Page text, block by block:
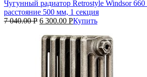
Чугунный радиатор Retrostyle Windsor
расстояние 500 мм, 1 секция
7 040.00Р 6 300.00 РКупить